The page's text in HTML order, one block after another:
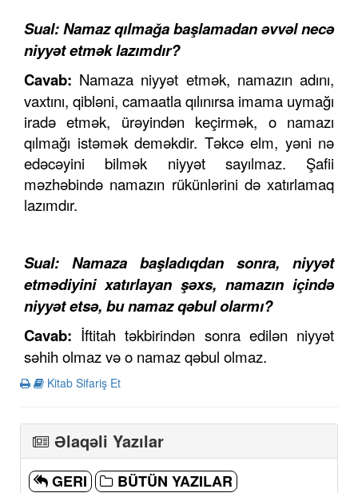
Sual: Namaz qılmağa başlamadan əvvəl necə
niyyət etmək lazımdır?
Cavab: Namaza niyyət etmək, namazın adını,
vaxtını, qibləni, camaatla qılınırsa imama uymağı
iradə etmək, ürəyindən keçirmək, o namazı
qılmağı istəmək deməkdir. Təkcə elm, yəni nə
edəcəyini bilmək niyyət sayılmaz. Şafii
məzhəbində namazın rükünlərini də xatırlamaq
lazımdır.
Sual: Namaza başladıqdan sonra, niyyət
etmədiyini xatırlayan şəxs, namazın içində
niyyət etsə, bu namaz qəbul olarmı?
Cavab: İftitah təkbirindən sonra edilən niyyət
səhih olmaz və o namaz qəbul olmaz.
Kitab Sifariş Et
Əlaqəli Yazılar
GERI BÜTÜN YAZILAR